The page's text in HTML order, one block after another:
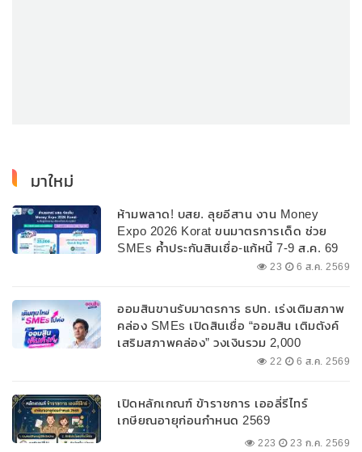
มาใหม่
ห้ามพลาด! บสย. ลุยอีสาน งาน Money
Expo 2026 Korat ขนมาตรการเด็ด ช่วย
SMEs ค้ำประกันสินเชื่อ-แก้หนี้ 7-9 ส.ค. 69
23 6 ส.ค. 2569
ออมสินขานรับมาตรการ ธปท. เร่งเติมสภาพ
คล่อง SMEs เปิดสินเชื่อ “ออมสิน เติมตังค์
เสริมสภาพคล่อง” วงเงินรวม 2,000
ลบ.สนับสนุนเงินทุนหมุนเวียนวงเงินกู้สูงสุด
22 6 ส.ค. 2569
เปิดหลักเกณฑ์ ข้าราชการ เออลี่รีไทร์
เกษียณอายุก่อนกำหนด 2569
223 23 ก.ค. 2569